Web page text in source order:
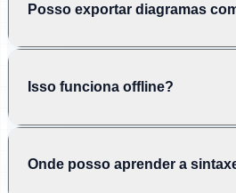
Posso exportar diagramas
Isso funciona offline?
Onde posso aprender a